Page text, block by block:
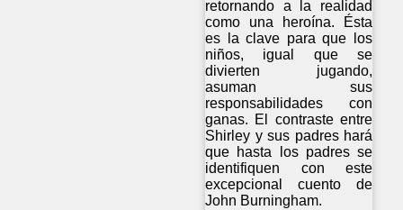
retornando a la realidad
como una heroína. Ésta
es la clave para que los
niños, igual que se
divierten jugando,
asuman sus
responsabilidades con
ganas. El contraste entre
Shirley y sus padres hará
que hasta los padres se
identifiquen con este
excepcional cuento de
John Burningham.